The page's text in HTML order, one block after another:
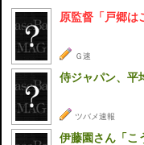
原監督「戸郷は
Ｇ速
侍ジャパン、平
ツバメ速報
伊藤園さん「こ